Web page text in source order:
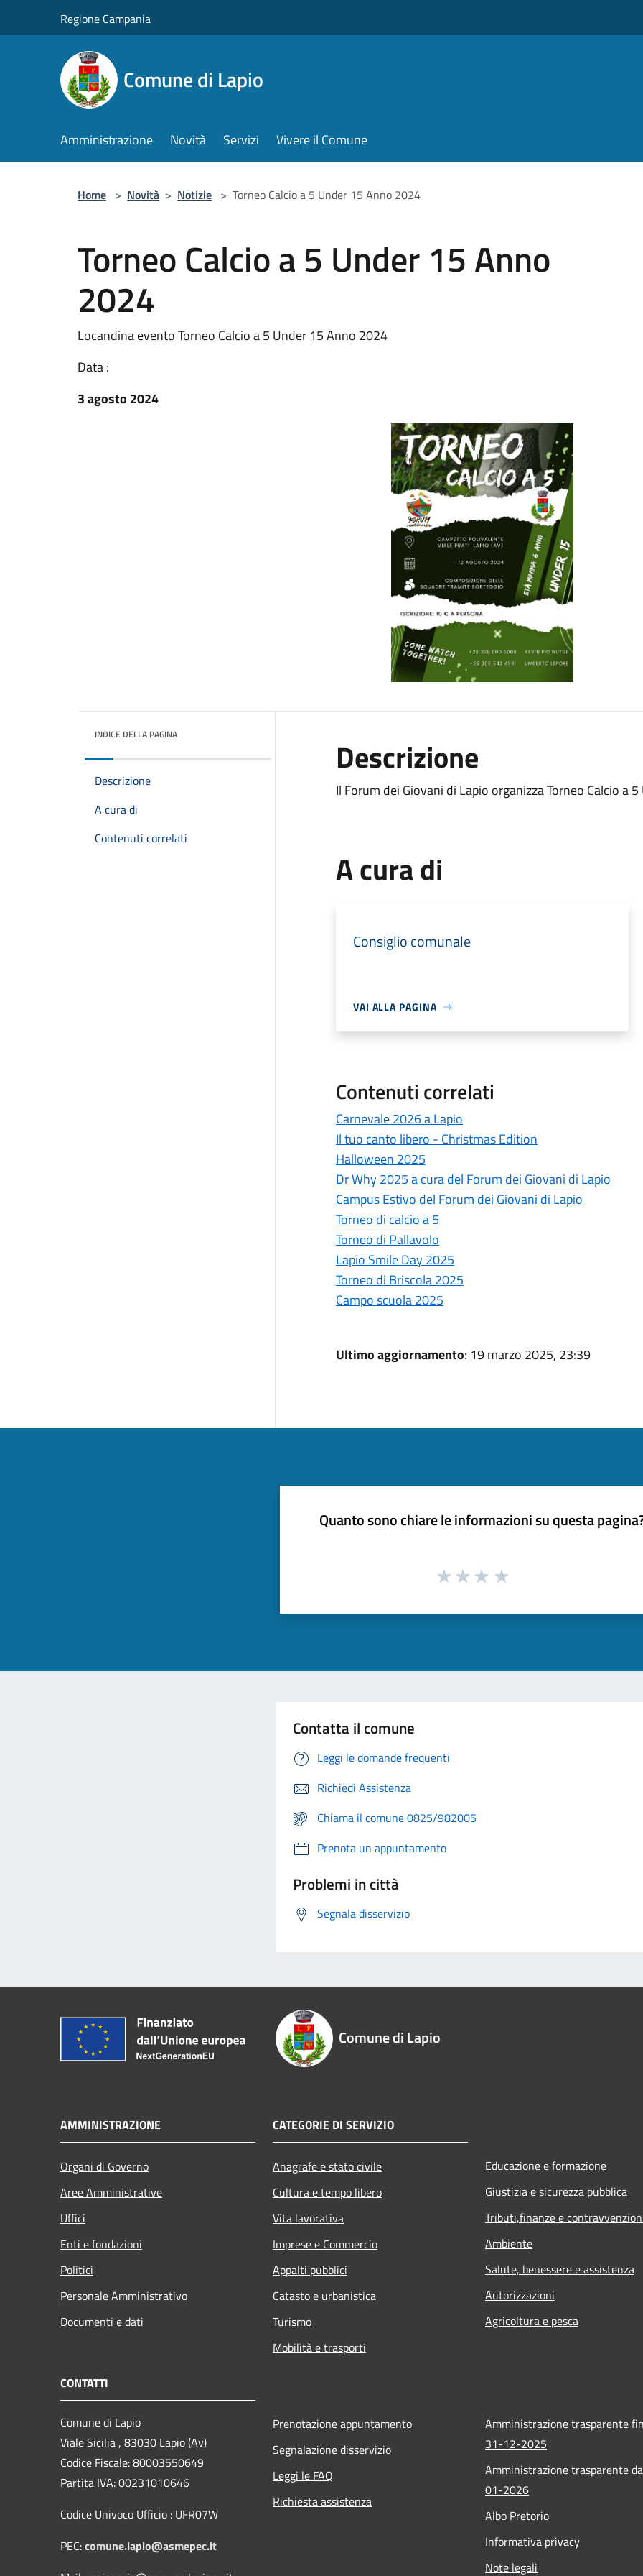
Regione Campania
Comune di Lapio
Amministrazione Novità Servizi Vivere il Comune
Home > Novità > Notizie > Torneo Calcio a 5 Under 15 Anno 2024
Torneo Calcio a 5 Under 15 Anno
2024
Locandina evento Torneo Calcio a 5 Under 15 Anno 2024
Data :
3 agosto 2024
INDICE DELLA PAGINA
Descrizione
A cura di
Contenuti correlati
Descrizione
Il Forum dei Giovani di Lapio organizza Torneo Calcio a
A cura di
Consiglio comunale
VAI ALLA PAGINA
Contenuti correlati
Carnevale 2026 a Lapio
Il tuo canto libero - Christmas Edition
Halloween 2025
Dr Why 2025 a cura del Forum dei Giovani di Lapio
Campus Estivo del Forum dei Giovani di Lapio
Torneo di calcio a 5
Torneo di Pallavolo
Lapio Smile Day 2025
Torneo di Briscola 2025
Campo scuola 2025
Ultimo aggiornamento: 19 marzo 2025, 23:39
Quanto sono chiare le informazioni su questa
Contatta il comune
Leggi le domande frequenti
Richiedi Assistenza
Chiama il comune 0825/982005
Prenota un appuntamento
Problemi in città
Segnala disservizio
Comune di Lapio
AMMINISTRAZIONE
Organi di Governo
Aree Amministrative
Uffici
Enti e fondazioni
Politici
Personale Amministrativo
Documenti e dati
CATEGORIE DI SERVIZIO
Anagrafe e stato civile
Cultura e tempo libero
Vita lavorativa
Imprese e Commercio
Appalti pubblici
Catasto e urbanistica
Turismo
Mobilità e trasporti
Educazione e formazione
Giustizia e sicurezza pubblica
Tributi,finanze e
Ambiente
Salute, benessere e assistenza
Autorizzazioni
Agricoltura e pesca
CONTATTI
Comune di Lapio
Viale Sicilia , 83030 Lapio (Av)
Codice Fiscale: 80003550649
Partita IVA: 00231010646
Codice Univoco Ufficio : UFR07W
PEC:comune.lapio@asmepec.it
Prenotazione appuntamento
Segnalazione disservizio
Leggi le FAQ
Richiesta assistenza
Amministrazione trasparente
31-12-2025
Amministrazione trasparente
01-2026
Albo Pretorio
Informativa privacy
Note legali